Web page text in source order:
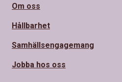
Om oss
Hållbarhet
Samhällsengagemang
Jobba hos oss